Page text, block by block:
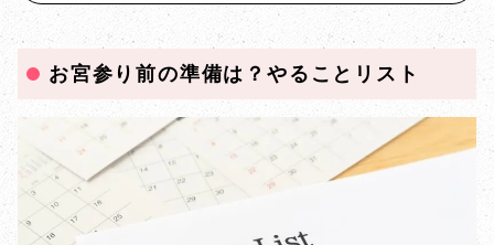
お宮参り前の準備は？やることリスト